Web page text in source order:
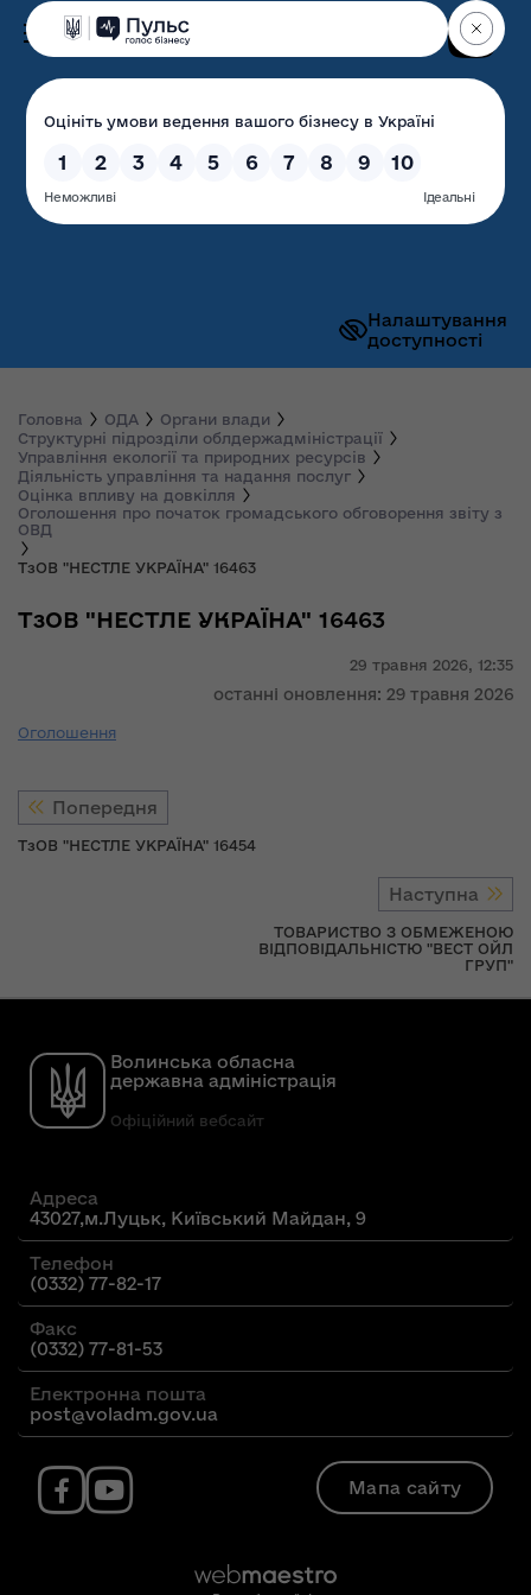
Налаштування
доступності
Волинська обласна
державна адміністрація
Головна ОДА
Органи влади
Структурні підрозділи облдержадміністрації
Управління екології та природних ресурсів
Діяльність управління та надання послуг
Оцінка впливу на довкілля
Оголошення про початок громадського обговорення звіту з
ОВД
ТзОВ "НЕСТЛЕ УКРАЇНА" 16463
29 травня 2026, 12:35
останні оновлення: 29 травня 2026
ТзОВ "НЕСТЛЕ УКРАЇНА" 16463
Оголошення
Попередня
ТзОВ "НЕСТЛЕ УКРАЇНА" 16454
Наступна
ТОВАРИСТВО З ОБМЕЖЕНОЮ
ВІДПОВІДАЛЬНІСТЮ "ВЕСТ ОЙЛ
ГРУП"
Волинська обласна
державна адміністрація
Офіційний вебсайт
Адреса
43027,м.Луцьк, Київський Майдан, 9
Телефон
(0332) 77-82-17
Факс
(0332) 77-81-53
Електронна пошта
post@voladm.gov.ua
Мапа сайту